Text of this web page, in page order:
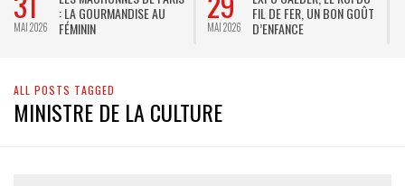
MAI 2026
: LA GOURMANDISE AU
FÉMININ
MAI 2026
FIL DE FER, UN BON GOÛT
D’ENFANCE
ALL POSTS TAGGED
MINISTRE DE LA CULTURE